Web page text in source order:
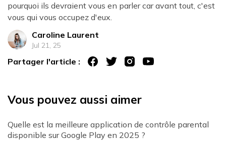
pourquoi ils devraient vous en parler car avant tout, c'est
vous qui vous occupez d'eux.
Caroline Laurent
Jul 21, 25
Partager l'article :
Vous pouvez aussi aimer
Quelle est la meilleure application de contrôle parental
disponible sur Google Play en 2025 ?